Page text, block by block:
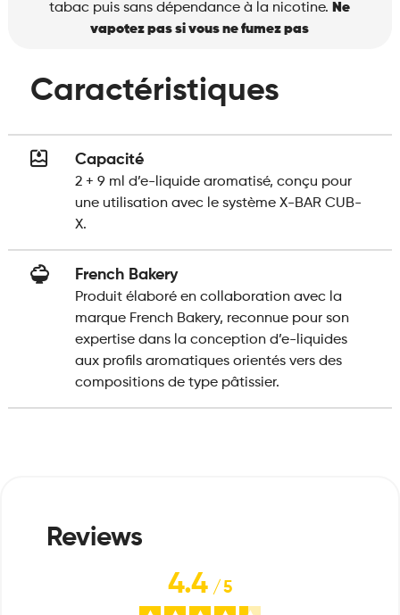
tabac puis sans dépendance à la nicotine. Ne
vapotez pas si vous ne fumez pas
Caractéristiques
Capacité
2 + 9 ml d’e-liquide aromatisé, conçu pour
une utilisation avec le système X-BAR CUB-
X.
French Bakery
Produit élaboré en collaboration avec la
marque French Bakery, reconnue pour son
expertise dans la conception d’e-liquides
aux profils aromatiques orientés vers des
compositions de type pâtissier.
4.4/5